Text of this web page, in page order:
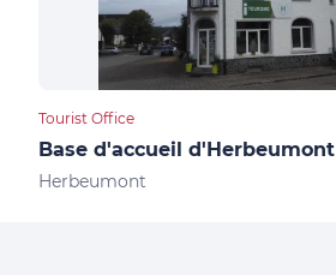
Tourist Office
Base d'accueil d'Herbeumont
Herbeumont